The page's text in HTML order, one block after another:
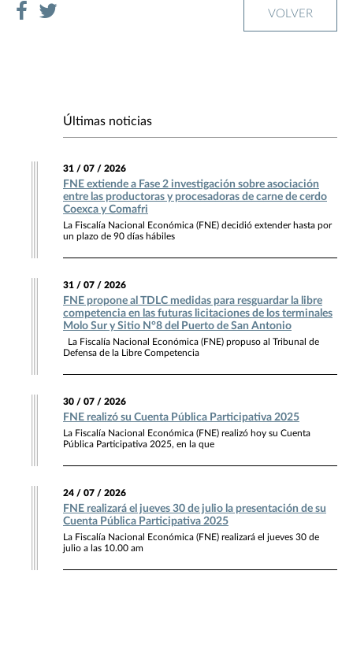
VOLVER
Últimas noticias
31 / 07 / 2026
FNE extiende a Fase 2 investigación sobre asociación
entre las productoras y procesadoras de carne de cerdo
Coexca y Comafri
La Fiscalía Nacional Económica (FNE) decidió extender hasta por
un plazo de 90 días hábiles
31 / 07 / 2026
FNE propone al TDLC medidas para resguardar la libre
competencia en las futuras licitaciones de los terminales
Molo Sur y Sitio N°8 del Puerto de San Antonio
La Fiscalía Nacional Económica (FNE) propuso al Tribunal de
Defensa de la Libre Competencia
30 / 07 / 2026
FNE realizó su Cuenta Pública Participativa 2025
La Fiscalía Nacional Económica (FNE) realizó hoy su Cuenta
Pública Participativa 2025, en la que
24 / 07 / 2026
FNE realizará el jueves 30 de julio la presentación de su
Cuenta Pública Participativa 2025
La Fiscalía Nacional Económica (FNE) realizará el jueves 30 de
julio a las 10.00 am